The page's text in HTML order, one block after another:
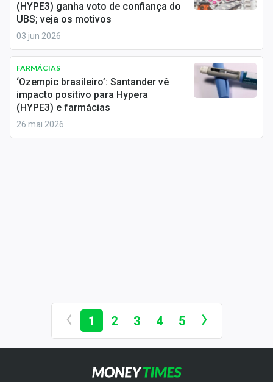
(HYPE3) ganha voto de confiança do
UBS; veja os motivos
03 jun 2026
FARMÁCIAS
‘Ozempic brasileiro’: Santander vê
impacto positivo para Hypera
(HYPE3) e farmácias
26 mai 2026
1 2 3 4 5